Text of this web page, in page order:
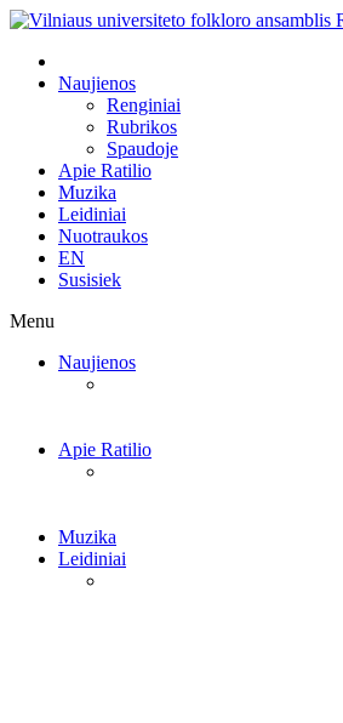
Naujienos
Renginiai
Rubrikos
Spaudoje
Apie Ratilio
Muzika
Leidiniai
Nuotraukos
EN
Susisiek
Menu
Naujienos
Apie Ratilio
Muzika
Leidiniai